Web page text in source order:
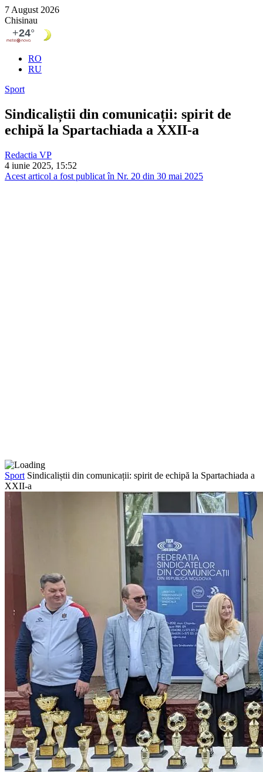
7 August 2026
Chisinau
RO
RU
Sport
Sindicaliștii din comunicații: spirit de
echipă la Spartachiada a XXII-a
Redactia VP
4 iunie 2025, 15:52
Acest articol a fost publicat în Nr. 20 din 30 mai 2025
Sport Sindicaliștii din comunicații: spirit de echipă la Spartachiada a
XXII-a